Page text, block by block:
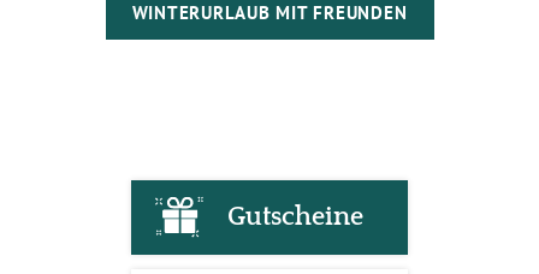
WINTERURLAUB MIT FREUNDEN
Gutscheine